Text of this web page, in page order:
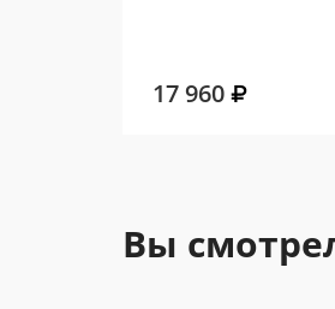
17 960
Вы